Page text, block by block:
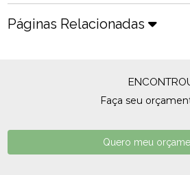
Páginas Relacionadas
Faça seu
Quero meu